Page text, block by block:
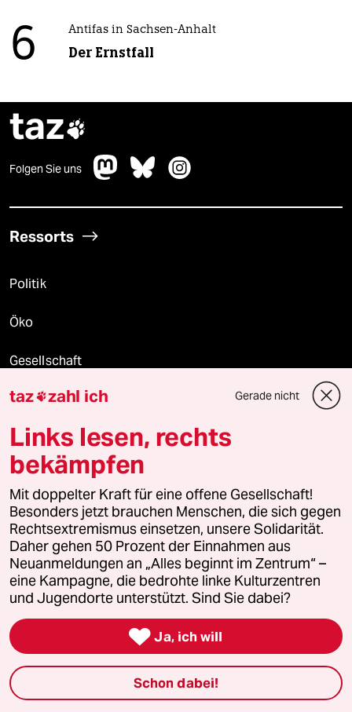
6 Antifas in Sachsen-Anhalt
Der Ernstfall
taz
Folgen Sie uns
Ressorts
Politik
Öko
Gesellschaft
Kultur
Sport
Berlin
Nord
Wahrheit
Themen
Niedrigwasser
taz zahl ich Gerade nicht
Links lesen, rechts
bekämpfen
Mit doppelter Kraft für eine offene Gesellschaft!
Besonders jetzt brauchen Menschen, die sich gegen
Rechtsextremismus einsetzen, unsere Solidarität.
Daher gehen 50 Prozent der Einnahmen aus
Neuanmeldungen an „Alles beginnt im Zentrum“ –
eine Kampagne, die bedrohte linke Kulturzentren
und Jugendorte unterstützt. Sind Sie dabei?
 Ja, ich will
Schon dabei!